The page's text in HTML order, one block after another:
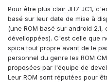
Pour être plus clair JH7 JC1,
basé sur leur date de mise à
(une ROM basé sur android
dévelloppées). C'est celle que
spica tout propre avant de le
personnel du genre les ROM
proposées par l'équipe de
Leur ROM sont réputées pour